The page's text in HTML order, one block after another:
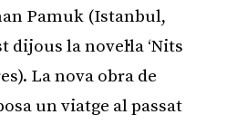
Pamuk (Istanbul,
dijous la novel·la ‘Nits
La nova obra de
un viatge al passat